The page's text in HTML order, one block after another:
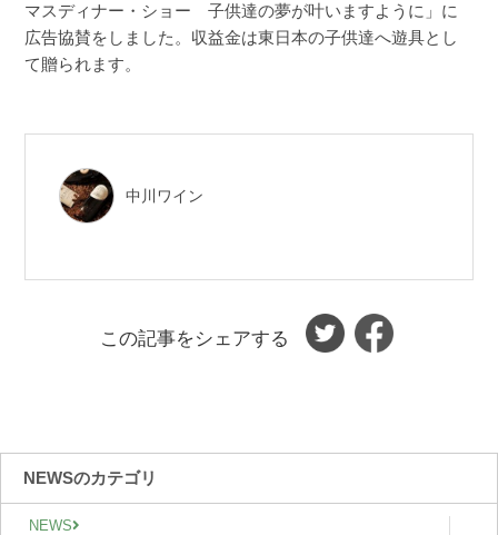
NEWSのカテゴリ
NEWS
マスディナー・ショー 子供達の夢が叶いますように」に
広告協賛をしました。収益金は東日本の子供達へ遊具とし
て贈られます。
中川ワイン
この記事をシェアする